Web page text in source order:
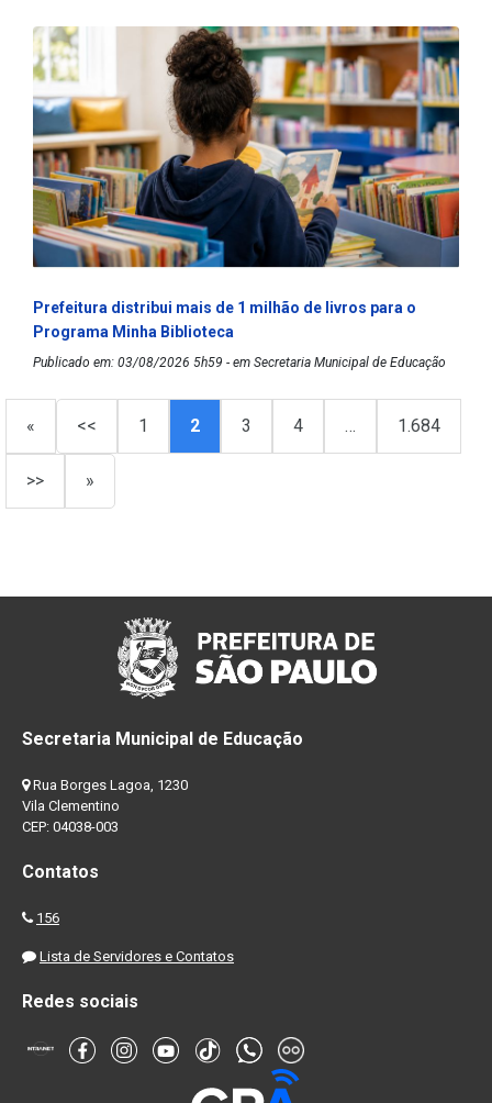
Prefeitura distribui mais de 1 milhão de livros para o
Programa Minha Biblioteca
Publicado em: 03/08/2026 5h59 - em Secretaria Municipal de Educação
« << 1 2 3 4 … 1.684
>> »
Secretaria Municipal de Educação
Rua Borges Lagoa, 1230
Vila Clementino
CEP: 04038-003
Contatos
156
Lista de Servidores e Contatos
Redes sociais